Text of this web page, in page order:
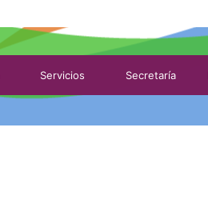
Servicios Secretaría